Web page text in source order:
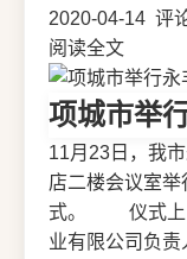
2020-04-14 评
阅读全文
项城市举
11月23日，我
店二楼会议室
式。 仪式上，
业有限公司负责